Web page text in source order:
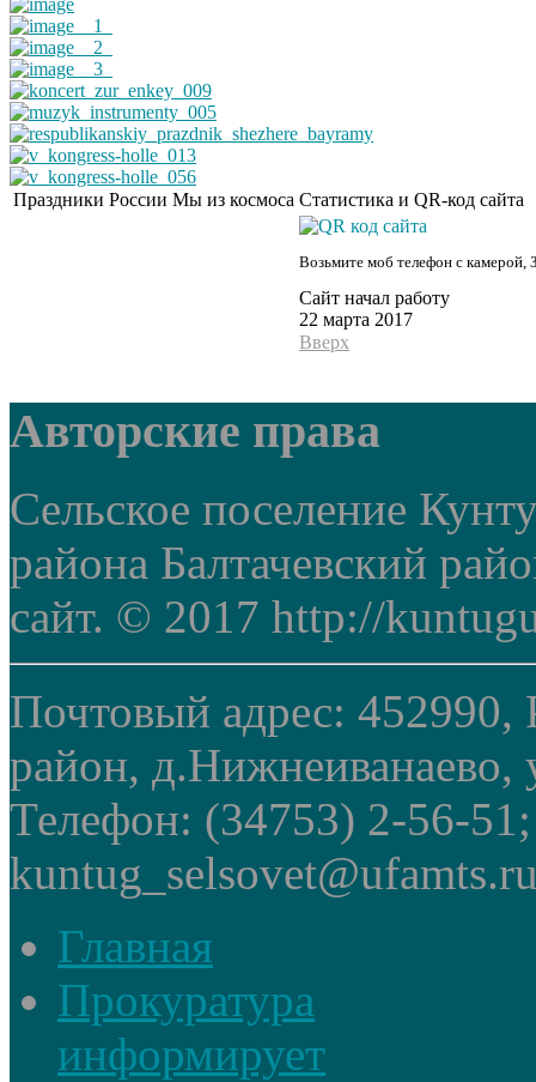
Праздники России Мы из космоса Статистика и QR-код сайта
Возьмите моб телефон с камерой,
Сайт начал работу
22 марта 2017
Вверх
Авторские права
Сельское поселение
района Балтачевский
сайт. © 2017 http://
Почтовый адрес: 452990,
район, д.Нижнеиванаево,
Телефон: (34753) 2-56-
Главная
Прокуратура
информирует